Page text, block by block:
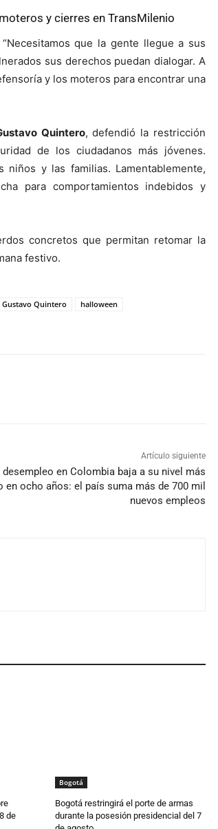
y cierres en TransMilenio
que la gente llegue a sus
sus derechos puedan dialogar. A
y los moteros para encontrar una
Quintero, defendió la restricción
de los ciudadanos más jóvenes.
y las familias. Lamentablemente,
para comportamientos indebidos y
concretos que permitan retomar la
festivo.
Gustavo Quintero
halloween
Artículo siguiente
desempleo en Colombia baja a su nivel más
en ocho años: el país suma más de 700 mil
nuevos empleos
de
Bogotá
Bogotá restringirá el porte de armas
durante la posesión presidencial del 7